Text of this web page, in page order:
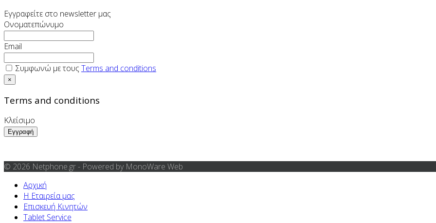
Εγγραφείτε στο newsletter μας
Ονοματεπώνυμο
Email
Συμφωνώ με τους Terms and conditions
×
Terms and conditions
Κλείσιμο
© 2026 Netphone.gr - Powered by MonoWare Web
Αρχική
Η Εταιρεία μας
Επισκευή Κινητών
Tablet Service